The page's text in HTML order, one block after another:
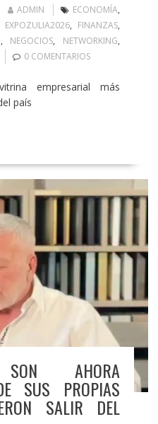
ADMIN ECONOMÍA,
EXPOZULIA2026, FINANZAS,
, NEGOCIOS, NETWORKING,
0 COMENTARIOS
empresarial más
país
SON AHORA
SUS PROPIAS
SALIR DEL